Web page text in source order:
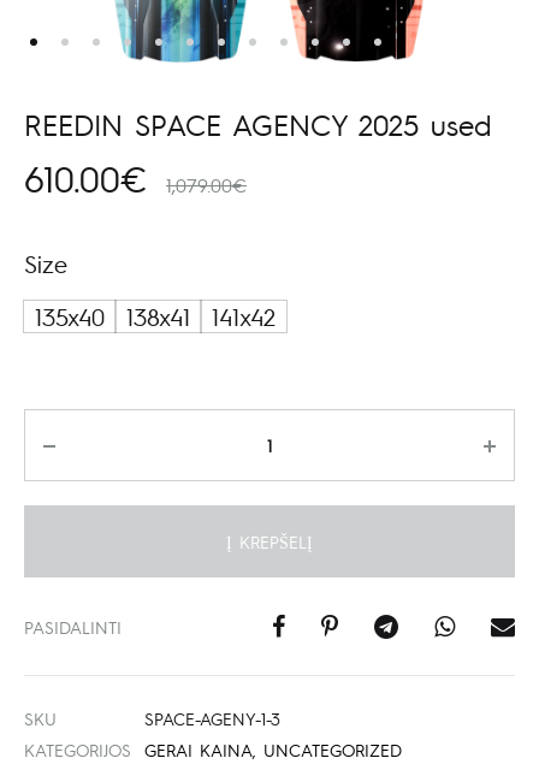
REEDIN SPACE AGENCY 2025 used
610.00€ 1,079.00€
Size
135x40
138x41 141x42
Į KREPŠELĮ
PASIDALINTI
SKU
SPACE-AGENY-1-3
KATEGORIJOS
GERAI KAINA UNCATEGORIZED